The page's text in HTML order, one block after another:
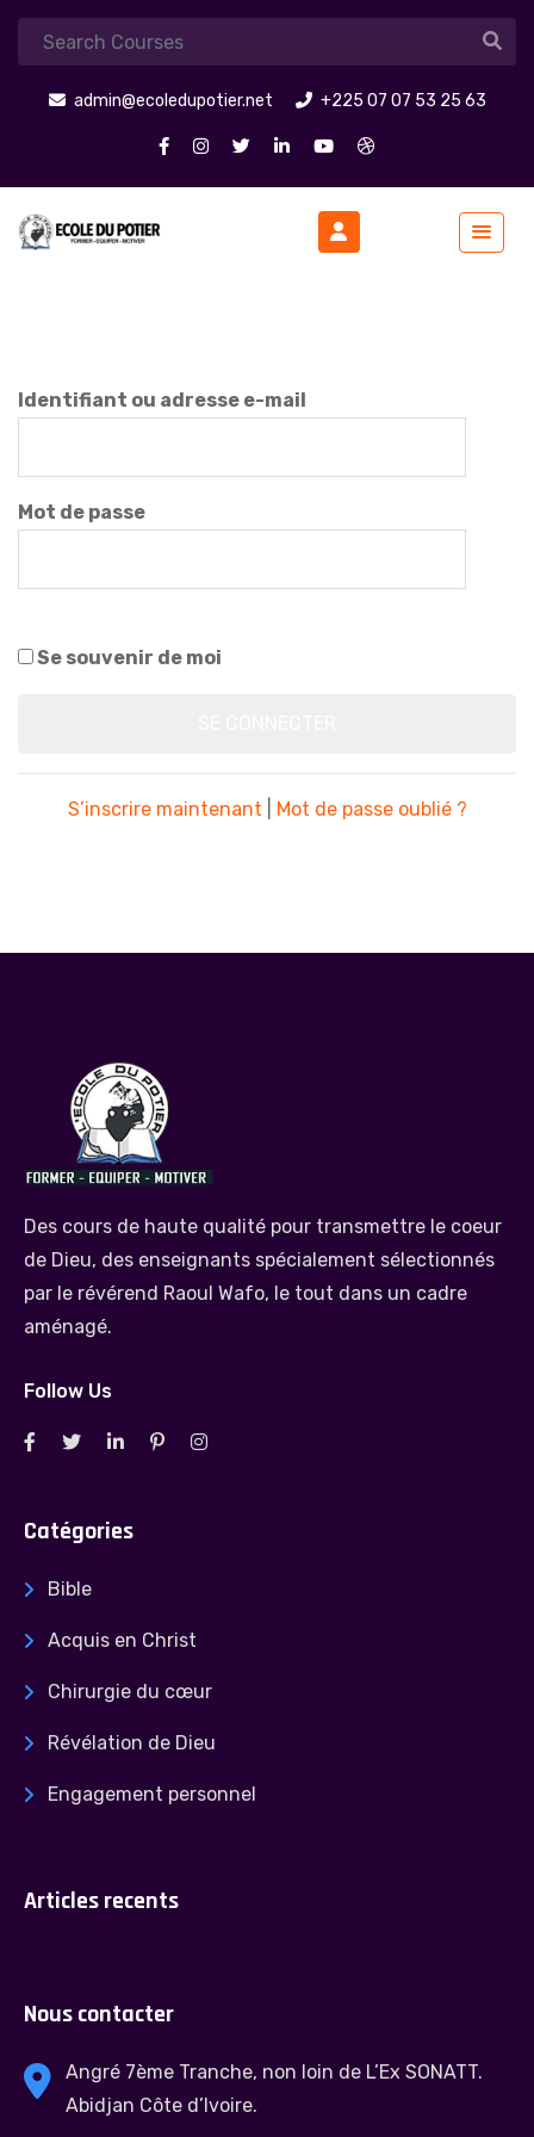
admin@ecoledupotier.net +225 07 07 53 25 63
Identifiant ou adresse e-mail
Mot de passe
Se souvenir de moi
S’inscrire maintenant Mot de passe oublié ?
Des cours de haute qualité pour transmettre le coeur
de Dieu, des enseignants spécialement sélectionnés
par le révérend Raoul Wafo, le tout dans un cadre
aménagé.
Follow Us
Catégories
Bible
Acquis en Christ
Chirurgie du cœur
Révélation de Dieu
Engagement personnel
Articles recents
Nous contacter
Angré 7ème Tranche, non loin de L’Ex SONATT.
Abidjan Côte d’Ivoire.